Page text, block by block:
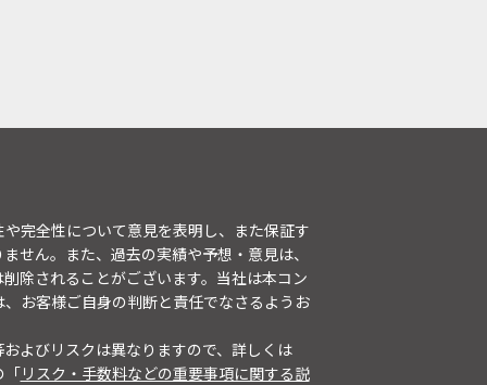
完全性について意見を表明し、また保証す
せん。また、過去の実績や予想・意見は、
除されることがございます。当社は本コン
お客様ご自身の判断と責任でなさるようお
よびリスクは異なりますので、詳しくは
「リスク・手数料などの重要事項に関する説